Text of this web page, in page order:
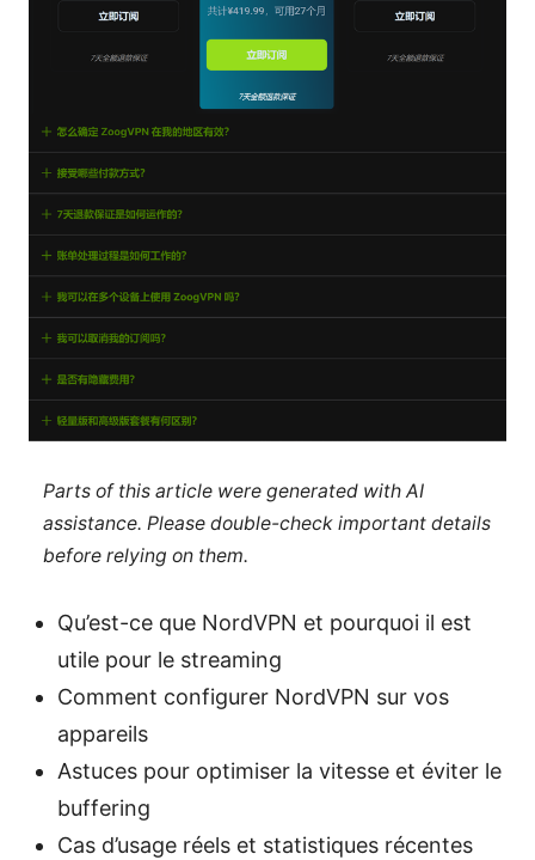
Parts of this article were generated with AI
assistance. Please double-check important details
before relying on them.
Qu’est-ce que NordVPN et pourquoi il est
utile pour le streaming
Comment configurer NordVPN sur vos
appareils
Astuces pour optimiser la vitesse et éviter le
buffering
Cas d’usage réels et statistiques récentes